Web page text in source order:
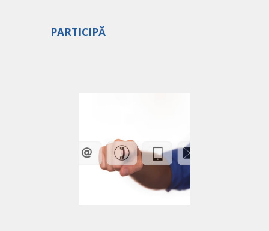
PARTICIPĂ